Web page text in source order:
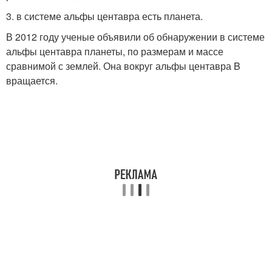
3. в системе альфы центавра есть планета.
В 2012 году ученые объявили об обнаружении в системе
альфы центавра планеты, по размерам и массе
сравнимой с землей. Она вокруг альфы центавра B
вращается.